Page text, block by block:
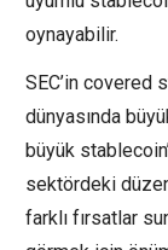
oynayabilir.
SEC’in covered
dünyasında
büyük
sektördeki
farklı fırsatlar